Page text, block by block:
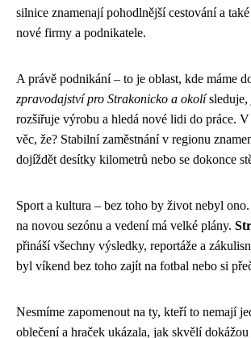
silnice znamenají pohodlnější cestování a
nové firmy a podnikatele.
A právě podnikání – to je oblast, kde máme
zpravodajství pro Strakonicko a okolísleduje,
rozšiřuje výrobu a hledá nové lidi do práce.
věc, že? Stabilní zaměstnání v regionu
dojíždět desítky kilometrů nebo se dokonce
Sport a kultura – bez toho by život nebyl
na novou sezónu a vedení má velké plány.
přináší všechny výsledky, reportáže a
byl víkend bez toho zajít na fotbal nebo si
Nesmíme zapomenout na ty, kteří to nemají
oblečení a hraček ukázala, jak skvělí